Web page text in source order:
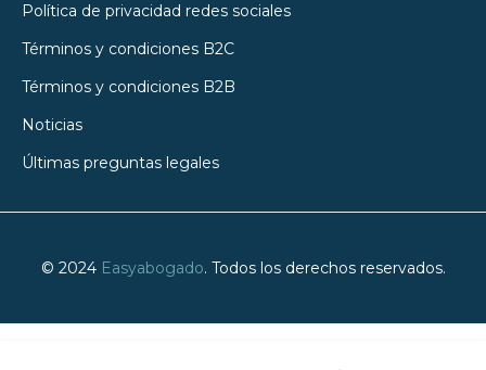
Política de privacidad redes sociales
Términos y condiciones B2C
Términos y condiciones B2B
Noticias
Últimas preguntas legales
© 2024 Easyabogado. Todos los derechos reservados.